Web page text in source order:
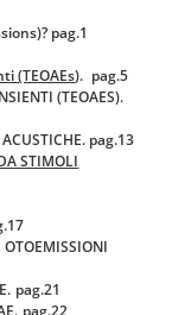
pag.1
(TEOAEs). pag.5
(TEOAES).
pag.13
STIMOLI
OTOEMISSIONI
pag.21